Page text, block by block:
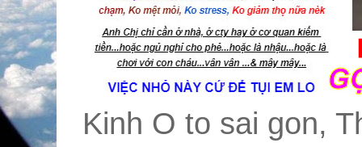
Kinh O to sai gon,